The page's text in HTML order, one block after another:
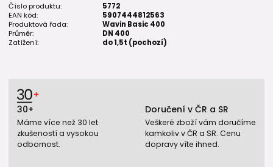
Číslo produktu:
5772
EAN kód:
5907444812563
Produktová řada:
Wavin Basic 400
Průměr:
DN 400
Zatížení:
do 1,5t (pochozí)
30+
Máme více než 30 let
zkušeností a vysokou
odbornost.
Doručení v ČR a SR
Veškeré zboží vám doručíme
kamkoliv v ČR a SR. Cenu
dopravy víte ihned.